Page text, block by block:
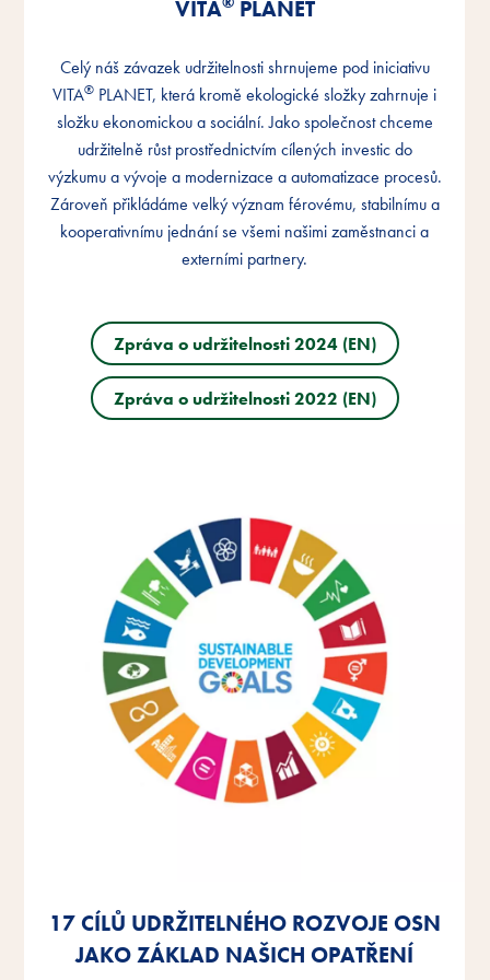
VITA PLANET
Celý náš závazek udržitelnosti shrnujeme pod iniciativu
VITA® PLANET, která kromě ekologické složky zahrnuje i
složku ekonomickou a sociální. Jako společnost chceme
udržitelně růst prostřednictvím cílených investic do
výzkumu a vývoje a modernizace a automatizace procesů.
Zároveň přikládáme velký význam férovému, stabilnímu a
kooperativnímu jednání se všemi našimi zaměstnanci a
externími partnery.
Zpráva o udržitelnosti 2024 (EN)
Zpráva o udržitelnosti 2022 (EN)
VITA PLANET
Celý náš závazek udržitelnosti shrnujeme pod iniciativu
VITA® PLANET, která kromě ekologické složky zahrnuje i
složku ekonomickou a sociální. Jako společnost chceme
udržitelně růst prostřednictvím cílených investic do
výzkumu a vývoje a modernizace a automatizace procesů.
Zároveň přikládáme velký význam férovému, stabilnímu a
kooperativnímu jednání se všemi našimi zaměstnanci a
externími partnery.
Zpráva o udržitelnosti 2024 (EN)
Zpráva o udržitelnosti 2022 (EN)
VITA PLANET
Celý náš závazek udržitelnosti shrnujeme pod iniciativu
VITA® PLANET, která kromě ekologické složky zahrnuje i
složku ekonomickou a sociální. Jako společnost chceme
udržitelně růst prostřednictvím cílených investic do
výzkumu a vývoje a modernizace a automatizace procesů.
Zároveň přikládáme velký význam férovému, stabilnímu a
kooperativnímu jednání se všemi našimi zaměstnanci a
externími partnery.
Zpráva o udržitelnosti 2024 (EN)
Zpráva o udržitelnosti 2022 (EN)
17 CÍLŮ UDRŽITELNÉHO ROZVOJE OSN
JAKO ZÁKLAD NAŠICH OPATŘENÍ
17 CÍLŮ UDRŽITELNÉHO ROZVOJE OSN
JAKO ZÁKLAD NAŠICH OPATŘENÍ
17 CÍLŮ UDRŽITELNÉHO ROZVOJE OSN
JAKO ZÁKLAD NAŠICH OPATŘENÍ